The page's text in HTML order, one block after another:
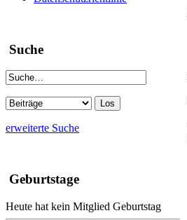
Suche
erweiterte Suche
Geburtstage
Heute hat kein Mitglied Geburtstag